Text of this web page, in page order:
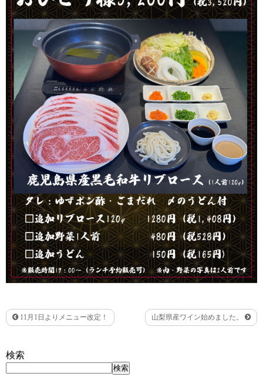
11月1日よりメニュー改定！ 山梨県産ワイン始めました。
検索
検索